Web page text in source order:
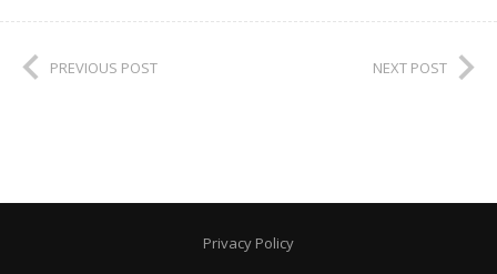
PREVIOUS POST NEXT POST
Privacy Policy